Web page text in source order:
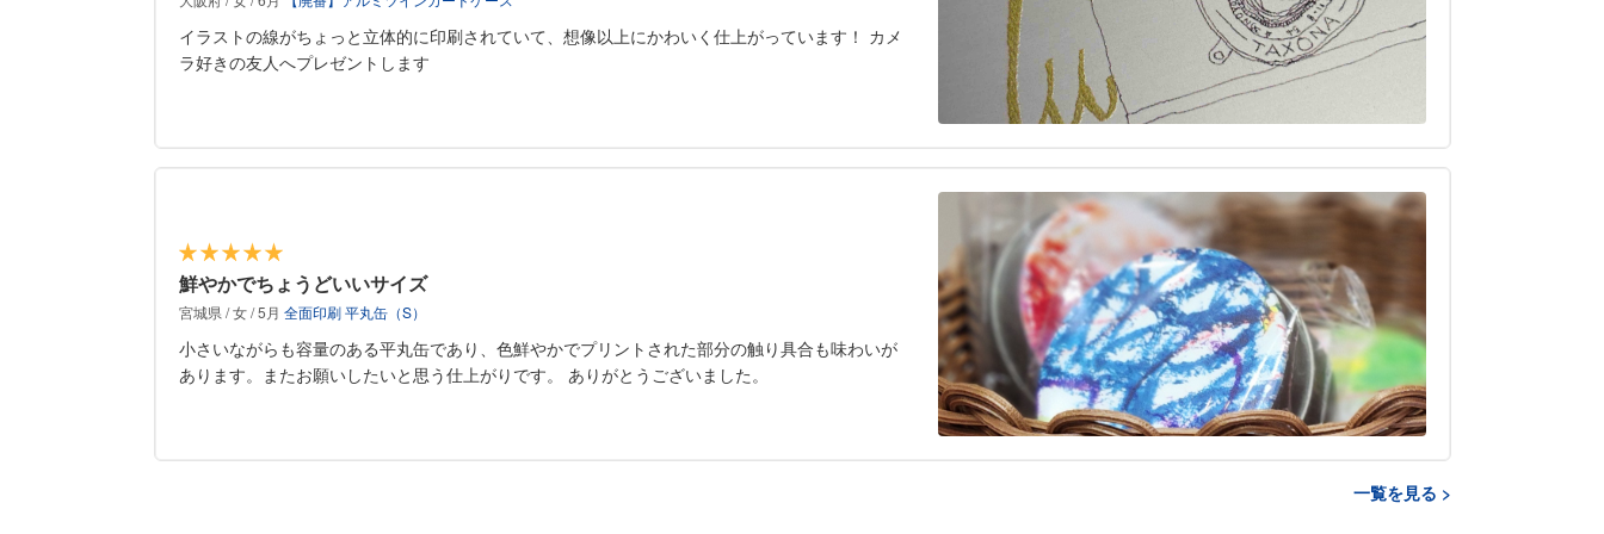
イラストの線がちょっと立体的に印刷されていて、想像以上にかわいく仕上がっています！ カメ
ラ好きの友人へプレゼントします
鮮やかでちょうどいいサイズ
宮城県 / 女 / 5月 全面印刷 平丸缶（S）
小さいながらも容量のある平丸缶であり、色鮮やかでプリントされた部分の触り具合も味わいが
あります。またお願いしたいと思う仕上がりです。 ありがとうございました。
一覧を見る >